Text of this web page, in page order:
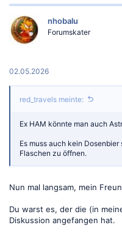
nhobalu
Forumskater
02.05.2026
red_travels meinte:
Ex HAM könnte man auch
Es muss auch kein
Flaschen zu öffnen.
Nun mal langsam, mein
Du warst es, der die (in
Diskussion angefangen hat.